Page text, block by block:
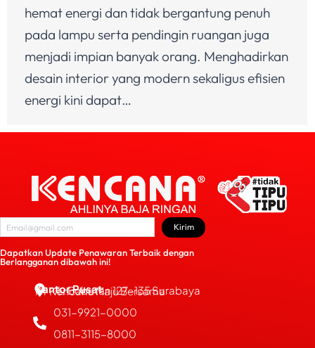
hemat energi dan tidak bergantung penuh
pada lampu serta pendingin ruangan juga
menjadi impian banyak orang. Menghadirkan
desain interior yang modern sekaligus efisien
energi kini dapat…
Dapatkan Update Penawaran Terbaik dengan
Berlangganan dibawah ini!
Kirim
Kantor Pusat
PT Kencana Maju Bersama
JL. Bubutan 127-135 Surabaya
031-9921-0000
0811-3115-8000